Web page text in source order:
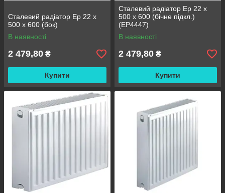
Сталевий радіатор Ep 22 x
500 x 600 (бок)
В наявності
2 479,80 ₴
Купити
Сталевий радіатор Ep 22 x
500 x 600 (бічне підкл.)
(EP4447)
В наявності
2 479,80 ₴
Купити